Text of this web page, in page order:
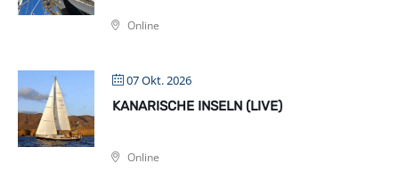
Online
07 Okt. 2026
KANARISCHE INSELN (LIVE)
Online